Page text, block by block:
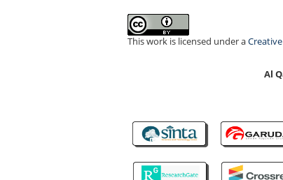
This work is licensed under a
Al